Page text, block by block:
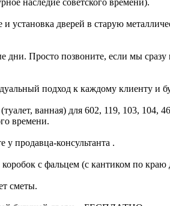
наследие советского времени).
установка дверей в старую
Просто позвоните, если мы сразу
подход к каждому клиенту и
ванная) для 602, 119, 103, 104,
времени.
у продавца-консультанта .
коробок с фальцем (с кантиком по краю
сметы.